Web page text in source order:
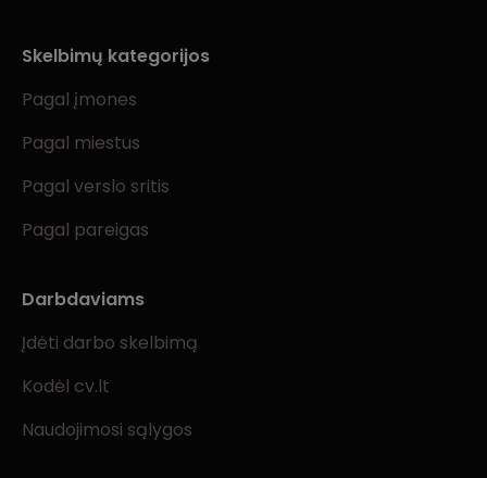
Skelbimų kategorijos
Pagal įmones
Pagal miestus
Pagal verslo sritis
Pagal pareigas
Darbdaviams
Įdėti darbo skelbimą
Kodėl cv.lt
Naudojimosi sąlygos